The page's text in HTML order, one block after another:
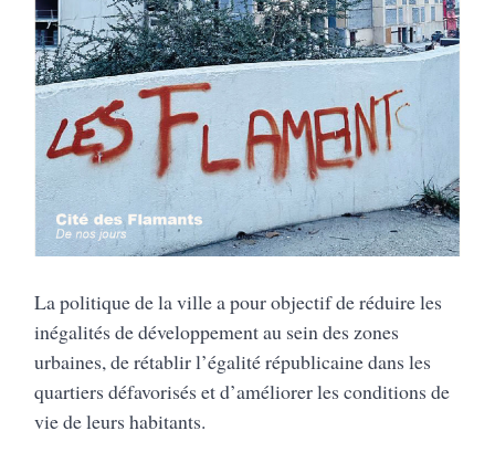
La politique de la ville a pour objectif de réduire les
inégalités de développement au sein des zones
urbaines, de rétablir l’égalité républicaine dans les
quartiers défavorisés et d’améliorer les conditions de
vie de leurs habitants.